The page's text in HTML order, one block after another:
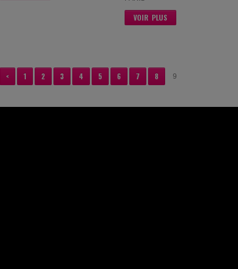
VOIR PLUS
< 1 2 3 4 5 6 7 8 9